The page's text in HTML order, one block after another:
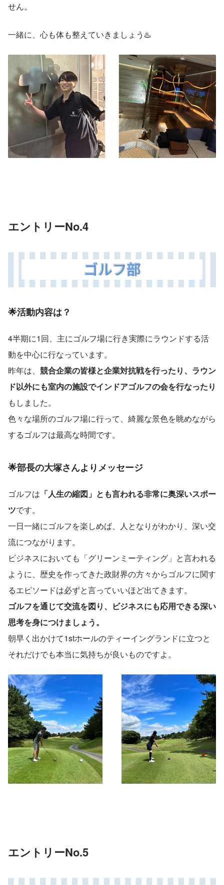
せん。
一緒に、心も体も整えていきましょう♨️
エントリーNo.4
🌟活動内容は？
4半期に1回、主にゴルフ場に行き実際にラウンドする活
動を中心に行なっています。
昨年は、 競合企業の皆様と企業対抗戦を行ったり、ラウン
ド以外にも室内の施設でインドアゴルフの会を行なったり
もしました。
色々な場所のゴルフ場に行って、綺麗な景色を眺めながら
するゴルフは最高な時間です。
🌟部長の大塚さんよりメッセージ
ゴルフは 「人生の縮図」とも言われる非常に奥深いスポー
ツです。
一日一緒にゴルフを楽しめば、人となりがわかり、深い交
流につながります。
ビジネスにおいても「グリーンミーティング」と言われる
ように、歴史を作ってきた政財界の方々からゴルフに関す
るエピソードは必ずと言っていいほど出てきます。
ゴルフを通じて交流を図り、ビジネスにも応用できる深い
思考を身につけましょう。
朝早く出かけて1stホールのティーイングランドに立つと
それだけでも本当に気持ちが良いものですよ。
エントリーNo.5